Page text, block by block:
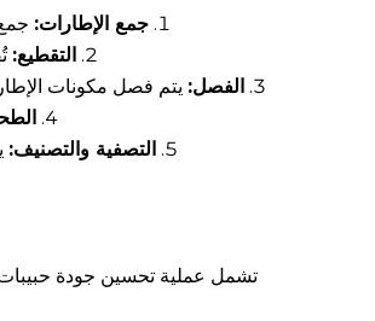
جمع الإطارات:
التقطيع:
الفصل: يتم فصل مكونات
التصفية والتصنيف:
تشمل عملية تحسين جودة